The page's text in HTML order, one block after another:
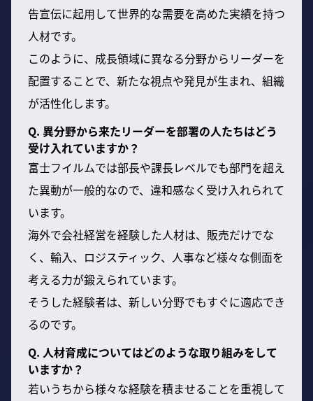
告宣伝に起用して世界的な需要を高めた実績を持つ
人材です。
このように、成長領域に異なる分野からリーダーを
配置することで、新たな視点や発見が生まれ、組織
が活性化します。
Q. 異分野から来たリーダーを部署の人たちはどう
受け入れていますか？
富士フイルムでは部長や課長レベルでも部門を超え
た異動が一般的なので、違和感なく受け入れられて
います。
海外で会社経営を経験した人材は、販売だけでな
く、輸入、ロジスティック、人事など様々な側面を
考える力が鍛えられています。
そうした経験者は、新しい分野でもすぐに適応でき
るのです。
Q. 人材育成についてはどのような取り組みをして
いますか？
若いうちから様々な経験を積ませることを重視して